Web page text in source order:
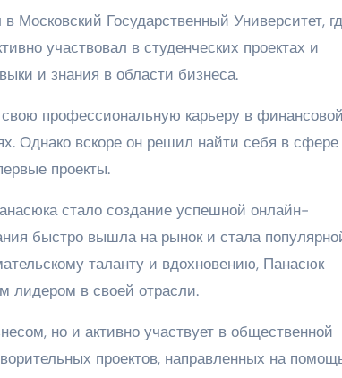
Государственный Университет,
участвовал в студенческих проектах и
и знания в области бизнеса.
профессиональную карьеру в
Однако вскоре он решил найти себя в сфере
проекты.
стало создание успешной онлайн-
быстро вышла на рынок и стала
таланту и вдохновению, Панасюк
лидером в своей отрасли.
но и активно участвует в общественной
проектов, направленных на